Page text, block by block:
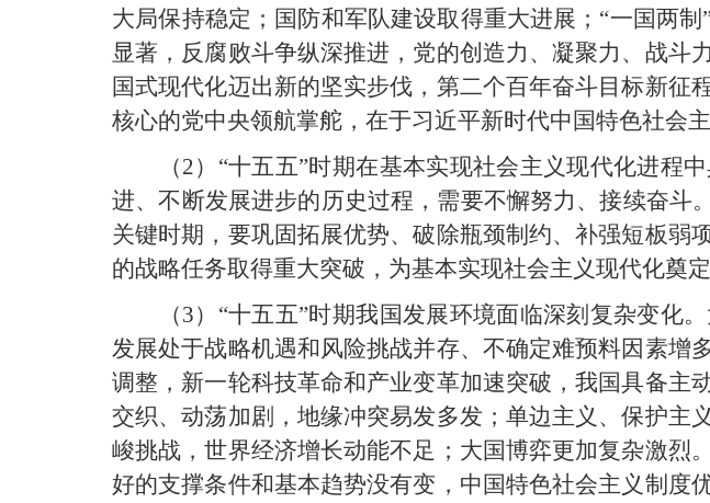
大局保持稳定；国防和军队建设取得重大进展；“一国两
显著，反腐败斗争纵深推进，党的创造力、凝聚力、战斗
国式现代化迈出新的坚实步伐，第二个百年奋斗目标新
核心的党中央领航掌舵，在于习近平新时代中国特色社会主
（2）“十五五”时期在基本实现社会主义现代化进
进、不断发展进步的历史过程，需要不懈努力、接续奋斗
关键时期，要巩固拓展优势、破除瓶颈制约、补强短板弱
的战略任务取得重大突破，为基本实现社会主义现代化奠定
（3）“十五五”时期我国发展环境面临深刻复杂变
发展处于战略机遇和风险挑战并存、不确定难预料因素增
调整，新一轮科技革命和产业变革加速突破，我国具备主
交织、动荡加剧，地缘冲突易发多发；单边主义、保护主
峻挑战，世界经济增长动能不足；大国博弈更加复杂激烈
好的支撑条件和基本趋势没有变，中国特色社会主义制度